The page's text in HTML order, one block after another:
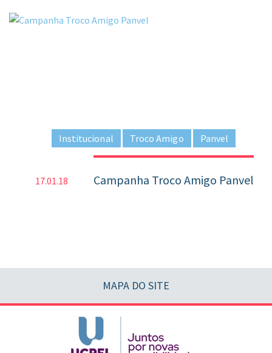
Institucional Troco Amigo Panvel
17.01.18 Campanha Troco Amigo Panvel
MAPA DO SITE